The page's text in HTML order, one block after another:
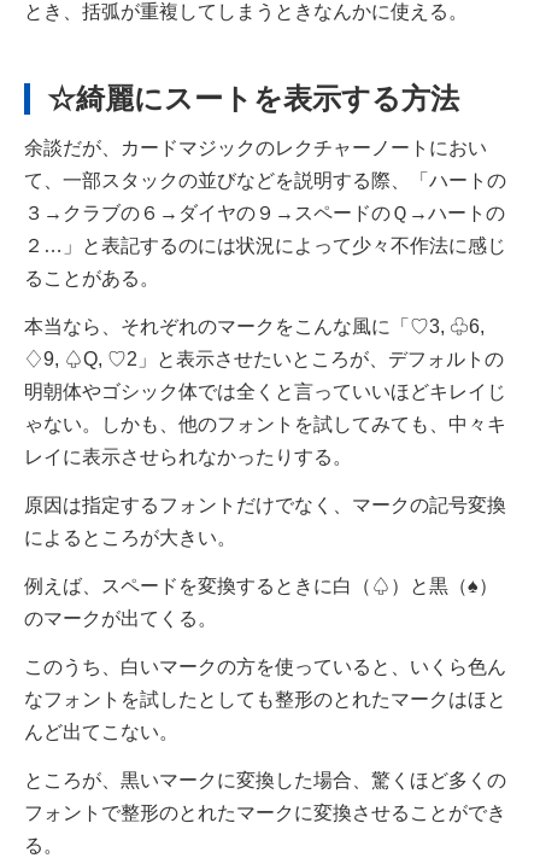
とき、括弧が重複してしまうときなんかに使える。
☆綺麗にスートを表示する方法
余談だが、カードマジックのレクチャーノートにおい
て、一部スタックの並びなどを説明する際、「ハートの
３→クラブの６→ダイヤの９→スペードのＱ→ハートの
２…」と表記するのには状況によって少々不作法に感じ
ることがある。
本当なら、それぞれのマークをこんな風に「♡3, ♧6,
♢9, ♤Q, ♡2」と表示させたいところが、デフォルトの
明朝体やゴシック体では全くと言っていいほどキレイじ
ゃない。しかも、他のフォントを試してみても、中々キ
レイに表示させられなかったりする。
原因は指定するフォントだけでなく、マークの記号変換
によるところが大きい。
例えば、スペードを変換するときに白（♤）と黒（♠）
のマークが出てくる。
このうち、白いマークの方を使っていると、いくら色ん
なフォントを試したとしても整形のとれたマークはほと
んど出てこない。
ところが、黒いマークに変換した場合、驚くほど多くの
フォントで整形のとれたマークに変換させることができ
る。